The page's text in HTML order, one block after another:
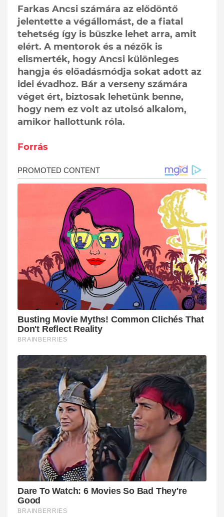
Farkas Ancsi számára az elődöntő
jelentette a végállomást, de a fiatal
tehetség így is büszke lehet arra, amit
elért. A mentorok és a nézők is
elismerték, hogy Ancsi különleges
hangja és előadásmódja sokat adott az
idei évadhoz. Bár a verseny számára
véget ért, biztosak lehetünk benne,
hogy nem ez volt az utolsó alkalom,
amikor hallottunk róla.
Forrás